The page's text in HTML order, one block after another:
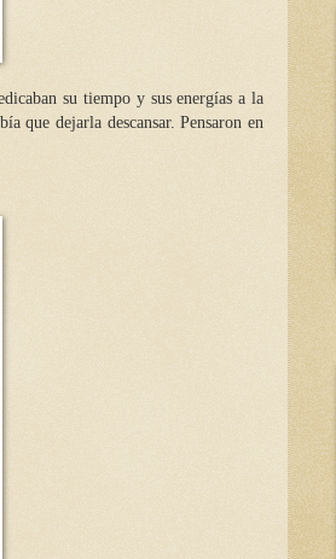
su tiempo y sus energías a la
que dejarla descansar. Pensaron en